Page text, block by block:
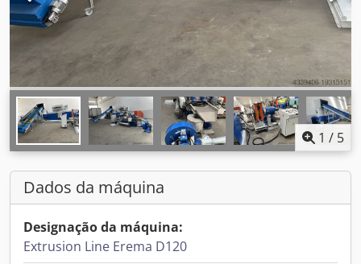
1 / 5
Dados da máquina
Designação da máquina:
Extrusion Line Erema D120